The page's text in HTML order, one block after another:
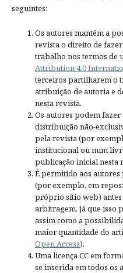
seguintes:
Os autores mantêm a
revista o direito de
trabalho nos termos de
Attribution 4.0
terceiros partilharem o
atribuição de autoria e
nesta revista.
Os autores podem
distribuição não-
pela revista (por
institucional ou num
publicação inicial nesta
É permitido aos
(por exemplo, em
próprio sítio web) antes
arbitragem, já que isso
assim como a
maior quantidade do
Open Access).
Uma licença CC em
se inserida em todos os